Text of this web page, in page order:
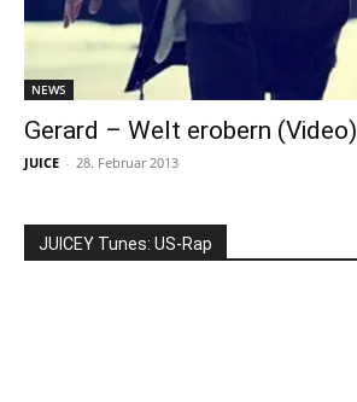
NEWS
Gerard – Welt erobern (Video)
JUICE - 28. Februar 2013
JUICEY Tunes: US-Rap